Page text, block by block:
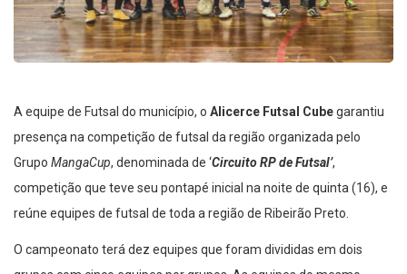
A equipe de Futsal do município, o Alicerce Futsal Cube garantiu
presença na competição de futsal da região organizada pelo
Grupo MangaCup, denominada de ‘ Circuito RP de Futsal’ ,
competição que teve seu pontapé inicial na noite de quinta (16), e
reúne equipes de futsal de toda a região de Ribeirão Preto.
O campeonato terá dez equipes que foram divididas em dois